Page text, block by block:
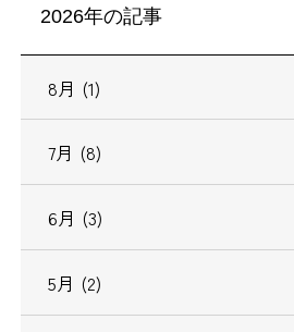
2026年の記事
8月 (1)
7月 (8)
6月 (3)
5月 (2)